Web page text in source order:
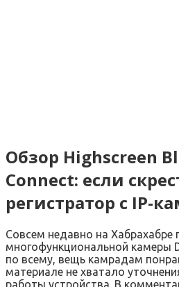
Обзор Highscreen
Connect: если
регистратор с IP-
Совсем недавно на Хабрахабре
многофункциональной камеры
по всему, вещь камрадам
материале не хватало
работы устройства. В